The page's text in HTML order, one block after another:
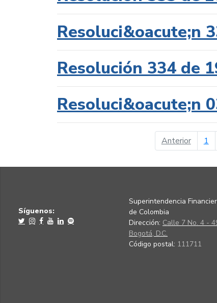
Resoluci&oacute;n
Resolución 334 de
Resoluci&oacute;n
Anteriorpágina
1
Síguenos:
Superintendencia
de Colombia
Dirección: Calle 7 No. 4 -
Bogotá, D.C.
Código postal: 111711